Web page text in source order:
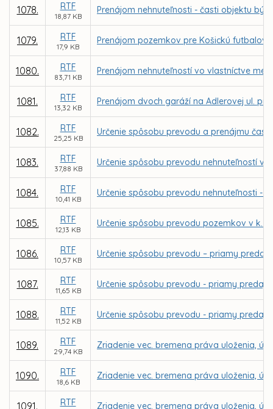
1078. RTF
18,87 KB
Prenájom nehnuteľnosti - časti objektu
1079. RTF
17,9 KB
Prenájom pozemkov pre Košickú
1080. RTF
83,71 KB
Prenájom nehnuteľností vo vlastníctve
1081. RTF
13,32 KB
Prenájom dvoch garáží na Adlerovej ul.
1082. RTF
25,25 KB
Určenie spôsobu prevodu a prenájmu
1083. RTF
37,88 KB
Určenie spôsobu prevodu nehnuteľností v
1084. RTF
10,41 KB
Určenie spôsobu prevodu nehnuteľnosti -
1085. RTF
12,13 KB
Určenie spôsobu prevodu pozemkov v k.
1086. RTF
10,57 KB
Určenie spôsobu prevodu – priamy predaj
1087. RTF
11,65 KB
Určenie spôsobu prevodu - priamy predaj
1088. RTF
11,52 KB
Určenie spôsobu prevodu - priamy predaj
1089. RTF
29,74 KB
Zriadenie vec. bremena práva uloženia,
1090. RTF
18,6 KB
Zriadenie vec. bremena práva uloženia,
1091. RTF Zriadenie vec. bremena práva uloženia,